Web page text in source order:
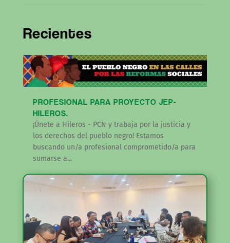
Recientes
PROFESIONAL PARA PROYECTO JEP-
HILEROS.
¡Únete a Hileros - PCN y trabaja por la justicia y
los derechos del pueblo negro! Estamos
buscando un/a profesional comprometido/a para
sumarse a...